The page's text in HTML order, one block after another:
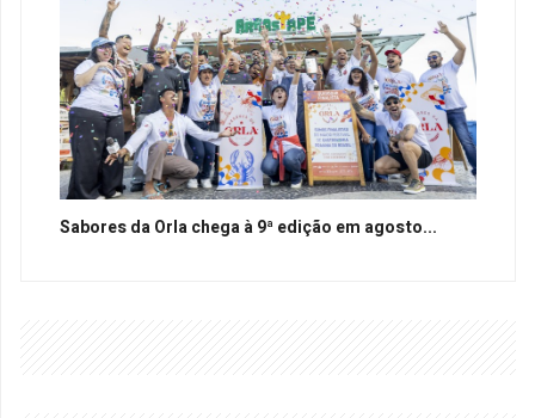
Sabores da Orla chega à 9ª edição em agosto...